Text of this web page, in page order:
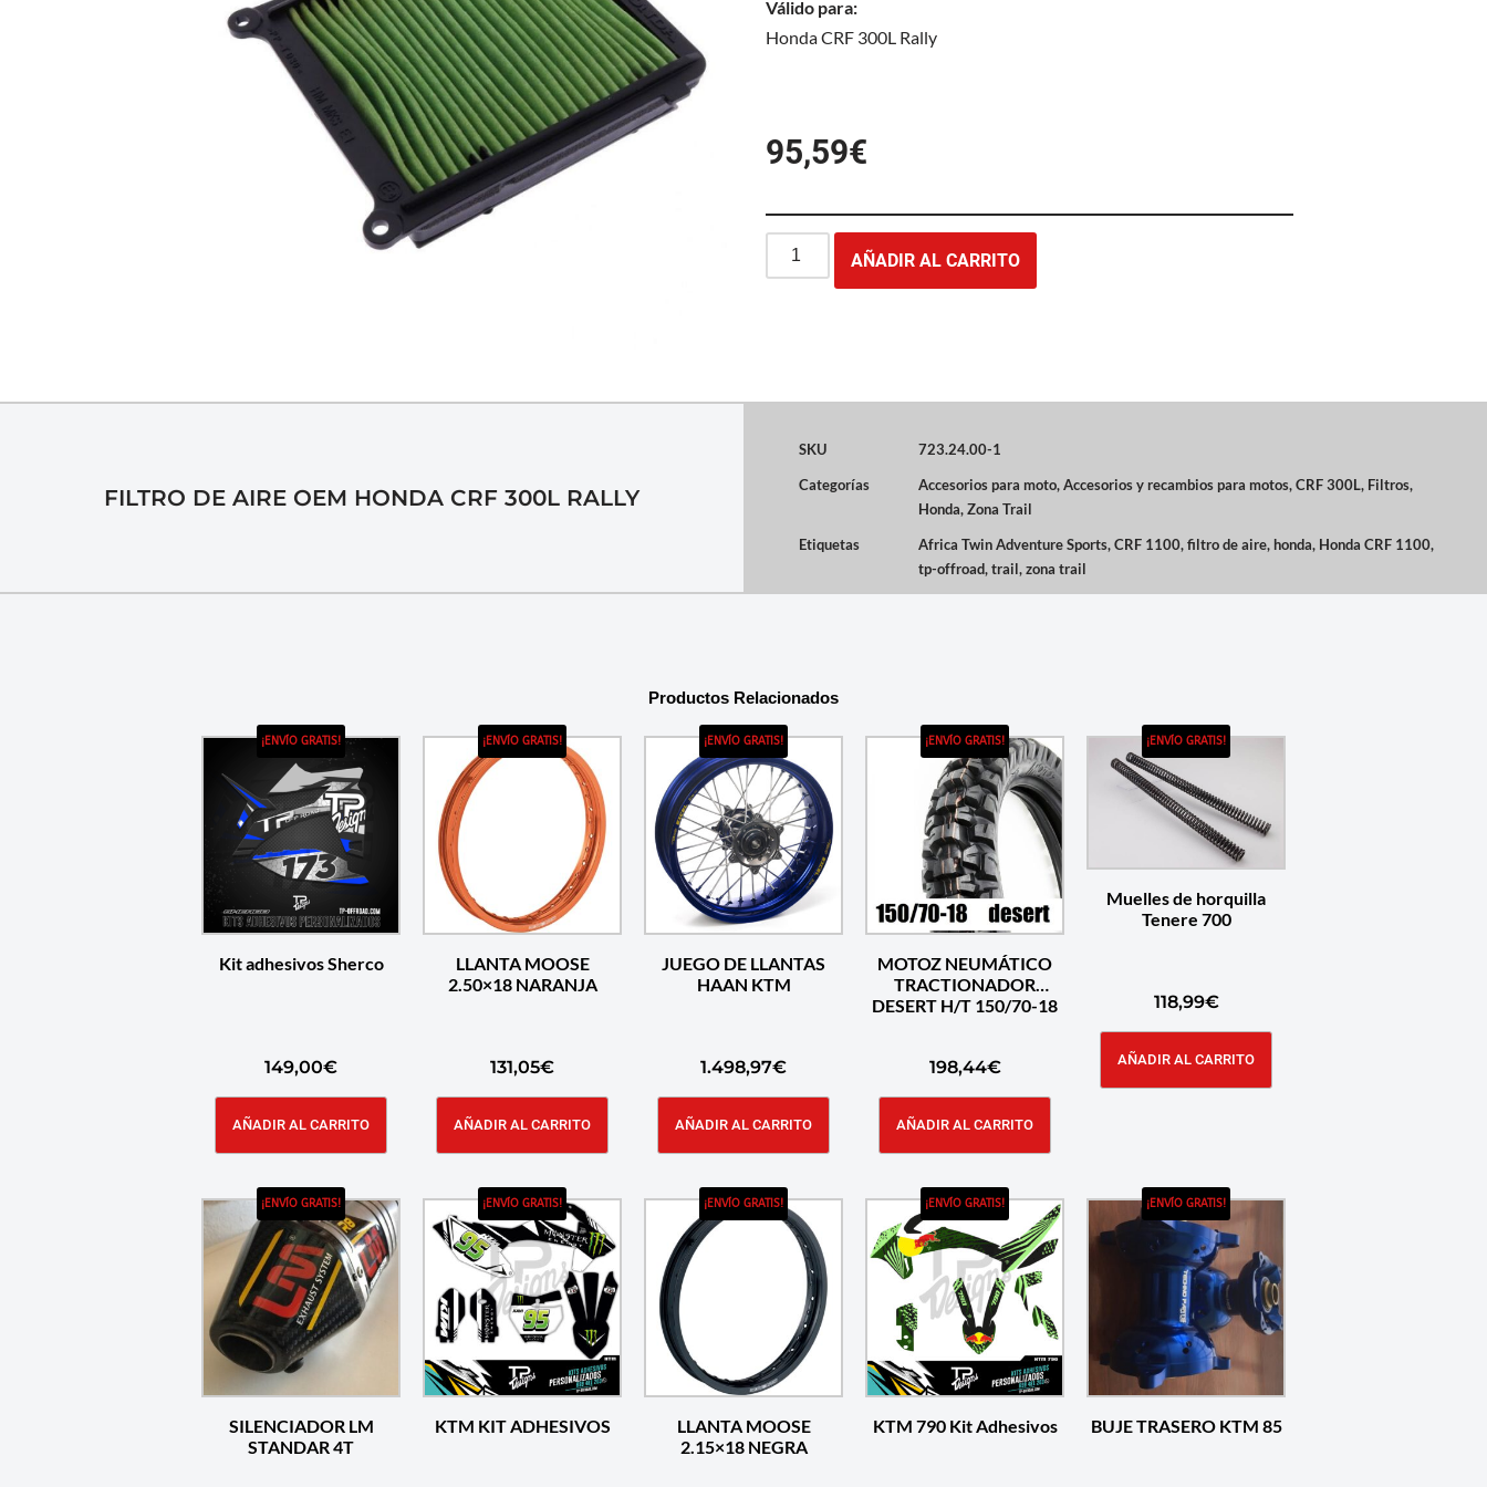
Válido para:
Honda CRF 300L Rally
95,59€
AÑADIR AL CARRITO
FILTRO DE AIRE OEM HONDA CRF 300L RALLY
SKU
723.24.00-1
Categorías
Accesorios para moto,Accesorios y recambios para motos,CRF 300L, Filtros,
Honda,Zona Trail
Etiquetas
Africa Twin Adventure Sports,CRF 1100,filtro de aire,honda, Honda CRF 1100,
tp-offroad,trail,zona trail
Productos Relacionados
¡ENVÍO GRATIS!
Kit adhesivos Sherco
149,00€
AÑADIR AL CARRITO
¡ENVÍO GRATIS!
LLANTA MOOSE
2.50×18 NARANJA
131,05€
AÑADIR AL CARRITO
¡ENVÍO GRATIS!
JUEGO DE LLANTAS
HAAN KTM
1.498,97€
AÑADIR AL CARRITO
¡ENVÍO GRATIS!
MOTOZ NEUMÁTICO
TRACTIONADOR
DESERT H/T 150/70-18
198,44€
AÑADIR AL CARRITO
¡ENVÍO GRATIS!
Muelles de horquilla
Tenere 700
118,99€
AÑADIR AL CARRITO
¡ENVÍO GRATIS!
SILENCIADOR LM
STANDAR 4T
¡ENVÍO GRATIS!
KTM KIT ADHESIVOS
¡ENVÍO GRATIS!
LLANTA MOOSE
2.15×18 NEGRA
¡ENVÍO GRATIS!
KTM 790 Kit Adhesivos
¡ENVÍO GRATIS!
BUJE TRASERO KTM 85